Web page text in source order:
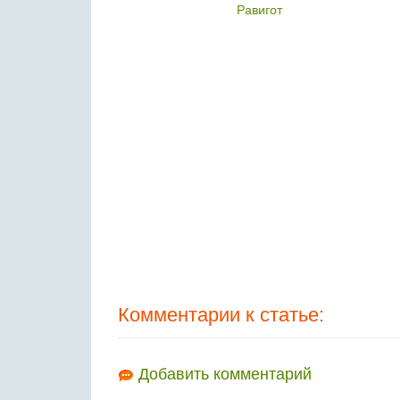
Ваниль
Комментарии к статье:
Добавить комментарий